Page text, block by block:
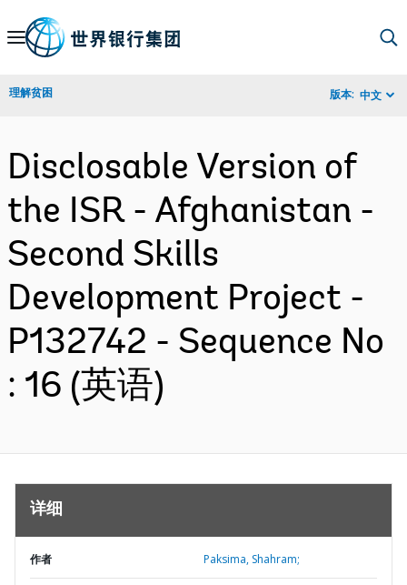
Skip
Navigation
理解贫困 版本: 中文
Disclosable Version of
the ISR - Afghanistan -
Second Skills
Development Project -
P132742 - Sequence No
: 16 (英语)
详细
作者 Paksima, Shahram;